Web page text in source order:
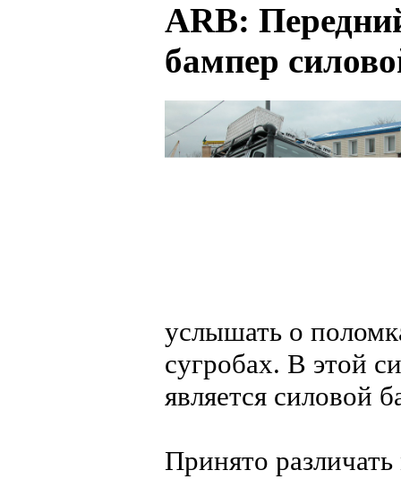
ARB:
бампер
услышать о
сугробах. В этой
является силовой
Принято различать